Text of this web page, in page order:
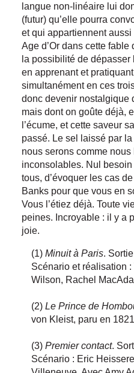
langue non-linéaire lui
(futur) qu’elle pourra
et qui appartiennent aussi
Age d’Or dans cette
la possibilité de
en apprenant et
simultanément en ces
donc devenir nostalgique
mais dont on goûte déjà,
l’écume, et cette saveur
passé. Le sel laissé par
nous serons comme nous
inconsolables. Nul
tous, d’évoquer les cas
Banks pour que vous en
Vous l’étiez déjà. Toute
peines. Incroyable : il y a
joie.
(1) Minuit à Paris.
Scénario et réalisation
Wilson, Rachel
(2) Le Prince de
von Kleist, paru en 1821
(3) Premier contact.
Scénario : Eric